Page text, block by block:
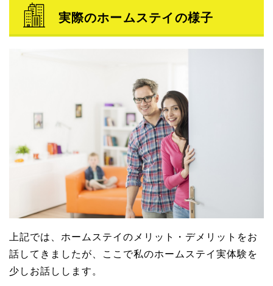
実際のホームステイの様子
上記では、ホームステイのメリット・デメリットをお
話してきましたが、ここで私のホームステイ実体験を
少しお話しします。